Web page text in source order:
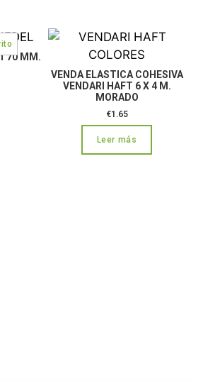
70 MM.
VENDA ELASTICA COHESIVA
VENDARI HAFT 6 X 4 M.
MORADO
€1.65
Leer más